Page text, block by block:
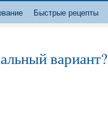
Быстрые рецепты
вариант?